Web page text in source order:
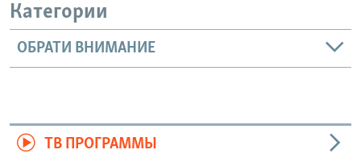
Категории
ОБРАТИ ВНИМАНИЕ
ТВ ПРОГРАММЫ